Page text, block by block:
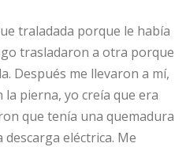
traladada porque le había
trasladaron a otra porque
Después me llevaron a mí,
pierna, yo creía que era
que tenía una quemadura
eléctrica. Me